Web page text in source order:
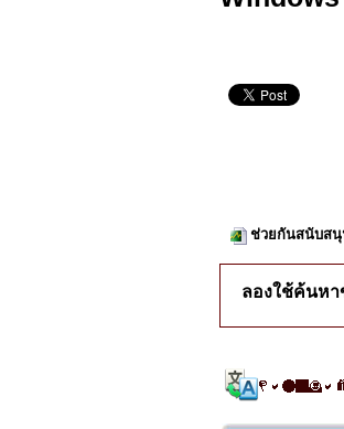
ช่วยกันสนับสนุ
ลองใช้ค้นห